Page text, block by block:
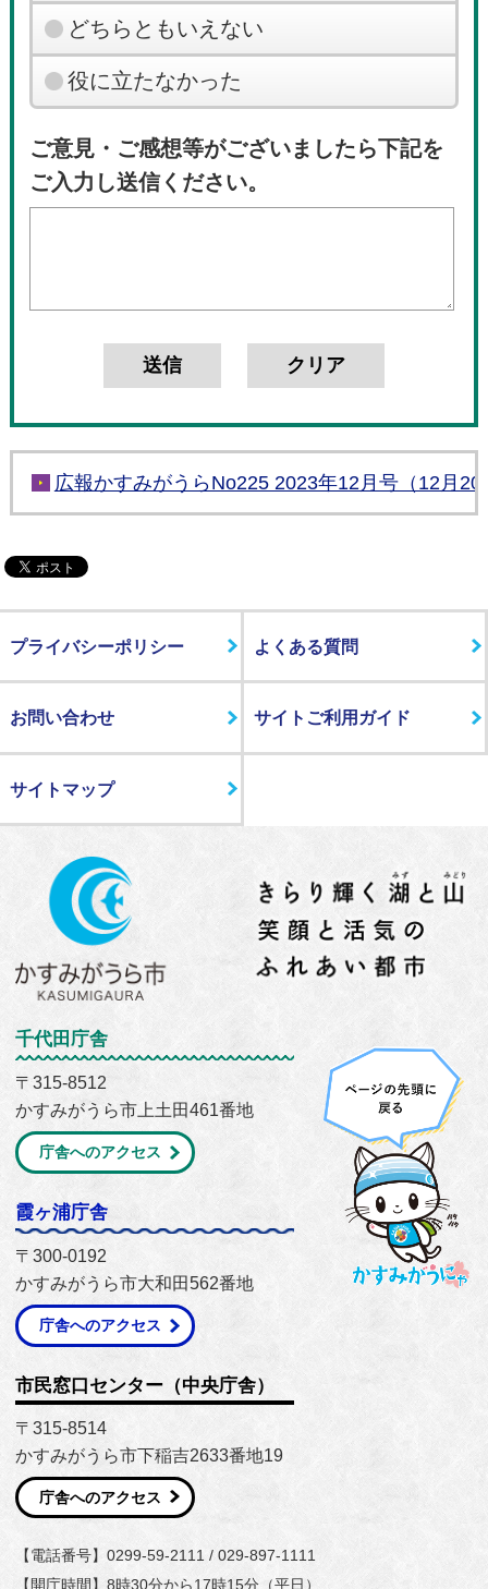
どちらともいえない
役に立たなかった
ご意見・ご感想等がございましたら下記を
ご入力し送信ください。
広報かすみがうらNo225 2023年12月号（12月20
プライバシーポリシー よくある質問
お問い合わせ サイトご利用ガイド
サイトマップ
千代田庁舎
〒315-8512
かすみがうら市上土田461番地
庁舎へのアクセス
霞ヶ浦庁舎
〒300-0192
かすみがうら市大和田562番地
庁舎へのアクセス
市民窓口センター（中央庁舎）
〒315-8514
かすみがうら市下稲吉2633番地19
庁舎へのアクセス
【電話番号】0299-59-2111 / 029-897-1111
【開庁時間】8時30分から17時15分（平日）